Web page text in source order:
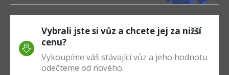
Vybrali jste si vůz a chcete jej za nižší
cenu?
Vykoupíme váš stávající vůz a jeho hodnotu
odečteme od nového.